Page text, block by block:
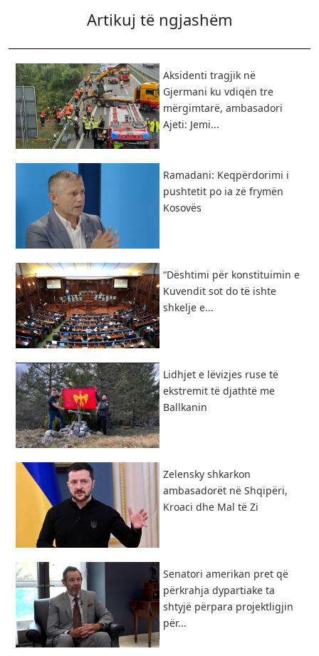
Artikuj të ngjashëm
Aksidenti tragjik në
Gjermani ku vdiqën tre
mërgimtarë, ambasadori
Ajeti: Jemi...
Ramadani: Keqpërdorimi i
pushtetit po ia zë frymën
Kosovës
​“Dështimi për konstituimin e
Kuvendit sot do të ishte
shkelje e...
Lidhjet e lëvizjes ruse të
ekstremit të djathtë me
Ballkanin
Zelensky shkarkon
ambasadorët në Shqipëri,
Kroaci dhe Mal të Zi
Senatori amerikan pret që
përkrahja dypartiake ta
shtyjë përpara projektligjin
për...